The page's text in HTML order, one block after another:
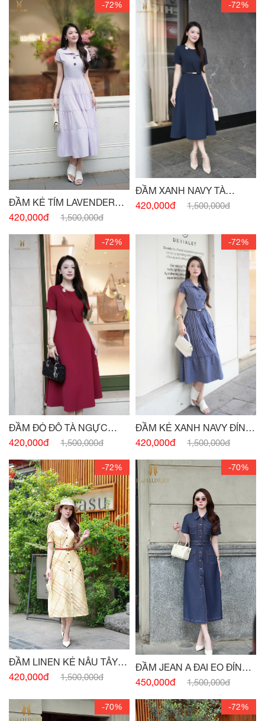
-72%
ĐẦM KẺ TÍM LAVENDER
ĐÍNH CÚC
420,000đ 1,500,000đ
-72%
ĐẦM XANH NAVY TÀ
NGỰC ĐÍNH CHARM
420,000đ 1,500,000đ
-72%
ĐẦM ĐỎ ĐÔ TÀ NGỰC
ĐÍNH CHARM
420,000đ 1,500,000đ
-72%
ĐẦM KẺ XANH NAVY ĐÍNH
CÚC
420,000đ 1,500,000đ
-72%
ĐẦM LINEN KẺ NÂU TÂY
CỔ VEST
420,000đ 1,500,000đ
-70%
ĐẦM JEAN A ĐAI EO ĐÍNH
CÚC
450,000đ 1,500,000đ
-70% -72%